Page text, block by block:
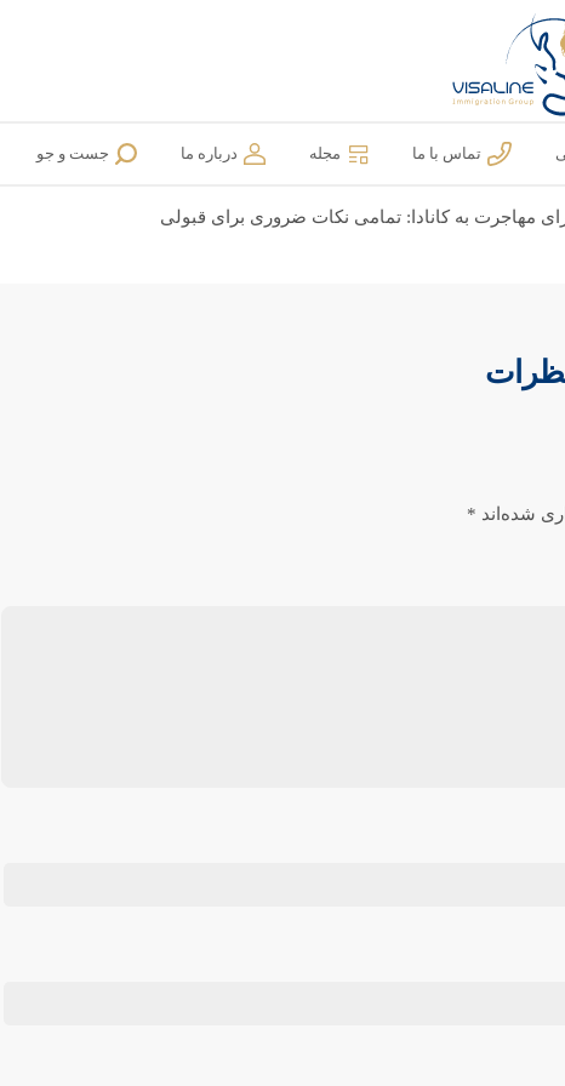
تماس با ما مجله درباره ما جست و جو
مهاجرت به کانادا: تمامی نکات ضروری برای قبولی
شده‌اند *